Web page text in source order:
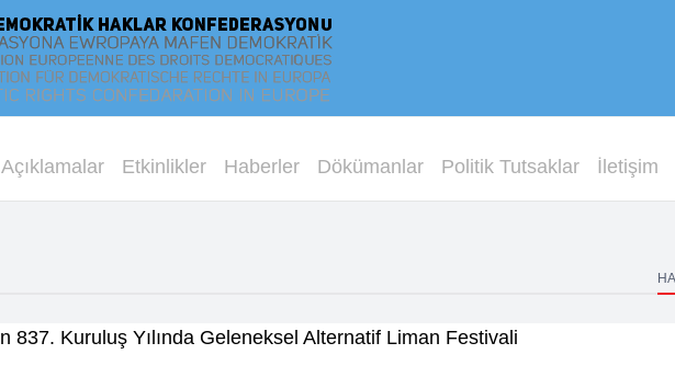
Açıklamalar Etkinlikler Haberler Dökümanlar Politik Tutsaklar İletişim